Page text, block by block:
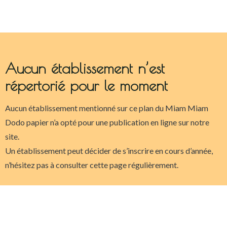
Aucun établissement n’est
répertorié pour le moment
Aucun établissement mentionné sur ce plan du Miam Miam
Dodo papier n’a opté pour une publication en ligne sur notre
site.
Un établissement peut décider de s’inscrire en cours d’année,
n’hésitez pas à consulter cette page régulièrement.